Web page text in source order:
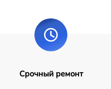
Срочный ремонт